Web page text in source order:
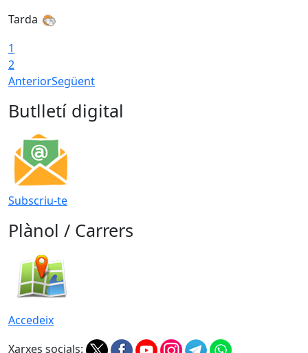
Tarda
1
2
AnteriorSegüent
Butlletí digital
Subscriu-te
Plànol / Carrers
Accedeix
Xarxes socials: